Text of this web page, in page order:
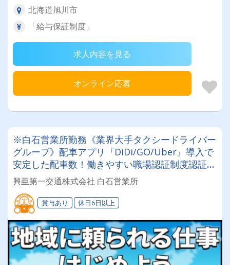
北海道旭川市
「給与保証制度」
求人内容を見る
オンライン応募
※白石営業所勤務《業界大手タクシードライバー
グループ》配車アプリ『DiDi/GO/Uber』導入で
安定した配車数！働きやすい職場認証制度認証事
業所に認定◎未経験者でも安心してお仕事スター
ト♪
興亜第一交通株式会社 白石営業所
賞与あり 休日6日以上